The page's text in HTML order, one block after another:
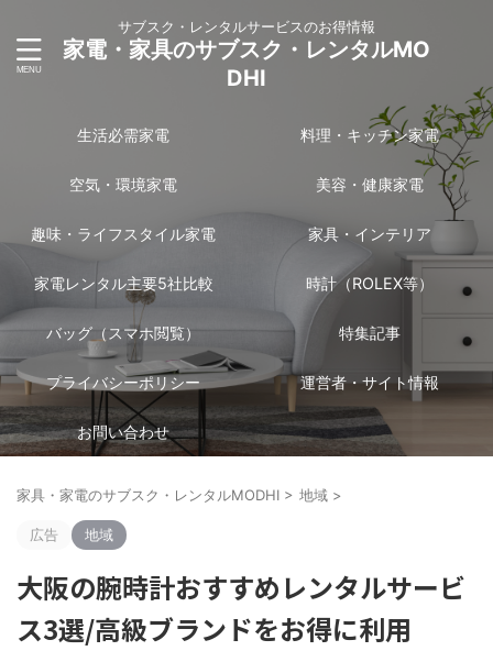
サブスク・レンタルサービスのお得情報
家電・家具のサブスク・レンタルMO
DHI
生活必需家電 料理・キッチン家電
空気・環境家電 美容・健康家電
趣味・ライフスタイル家電 家具・インテリア
家電レンタル主要5社比較 時計（ROLEX等）
バッグ（スマホ閲覧） 特集記事
プライバシーポリシー 運営者・サイト情報
お問い合わせ
家具・家電のサブスク・レンタルMODHI > 地域 >
広告 地域
大阪の腕時計おすすめレンタルサービ
ス3選/高級ブランドをお得に利用